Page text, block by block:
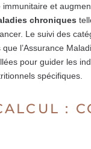
et
chroniques
Le suivi des
l’Assurance
pour guider les
spécifiques.
: